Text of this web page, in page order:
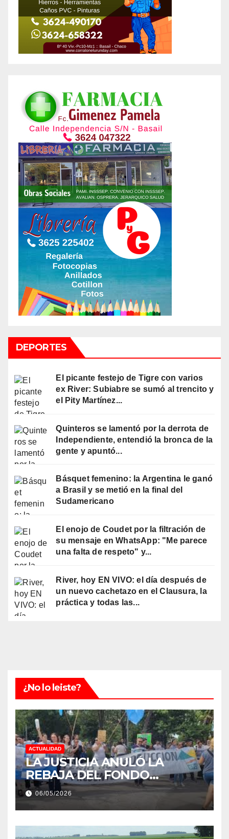
DEPORTES
El picante festejo de Tigre con varios
ex River: Subiabre se sumó al trencito y
el Pity Martínez...
Quinteros se lamentó por la derrota de
Independiente, entendió la bronca de la
gente y apuntó...
Básquet femenino: la Argentina le ganó
a Brasil y se metió en la final del
Sudamericano
El enojo de Coudet por la filtración de
su mensaje en WhatsApp: "Me parece
una falta de respeto" y...
River, hoy EN VIVO: el día después de
un nuevo cachetazo en el Clausura, la
práctica y todas las...
¿No lo leiste?
ACTUALIDAD
LA JUSTICIA ANULÓ LA
REBAJA DEL FONDO
ESTÍMULO A EMPLEADOS DE
PRODUCCIÓN DE LA
PROVINCIA DEL CHACO
06/05/2026